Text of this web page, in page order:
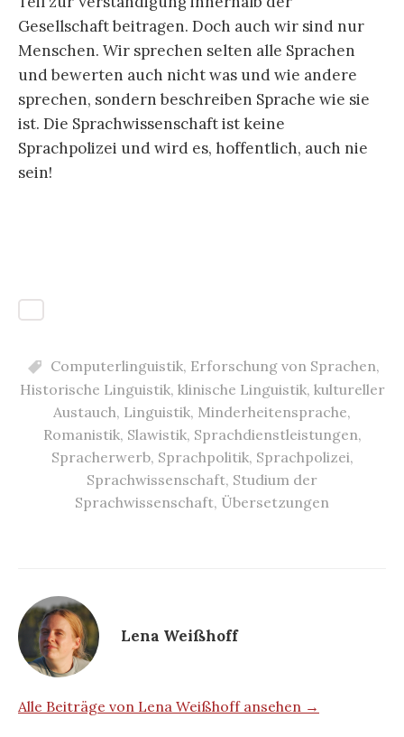
Gesellschaft beitragen. Doch auch wir sind nur
Menschen. Wir sprechen selten alle Sprachen
und bewerten auch nicht was und wie andere
sprechen, sondern beschreiben Sprache wie sie
ist. Die Sprachwissenschaft ist keine
Sprachpolizei und wird es, hoffentlich, auch nie
sein!
Computerlinguistik, Erforschung von Sprachen,
Historische Linguistik, klinische Linguistik, kultureller
Austauch, Linguistik, Minderheitensprache,
Romanistik, Slawistik, Sprachdienstleistungen,
Spracherwerb, Sprachpolitik, Sprachpolizei,
Sprachwissenschaft, Studium der
Sprachwissenschaft, Übersetzungen
Lena Weißhoff
Alle Beiträge von Lena Weißhoff ansehen →